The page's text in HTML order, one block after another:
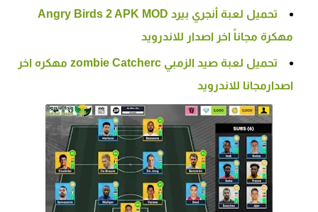
تحميل لعبة أنجري بيرد Angry Birds 2 APK MOD
مهكرة مجاناً اخر اصدار للاندرويد
تحميل لعبة صيد الزمبي zombie Catcherc مهكره اخر
اصدارمجانا للاندرويد